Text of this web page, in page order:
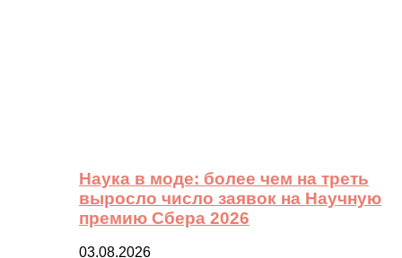
Наука в моде: более чем на треть
выросло число заявок на Научную
премию Сбера 2026
03.08.2026